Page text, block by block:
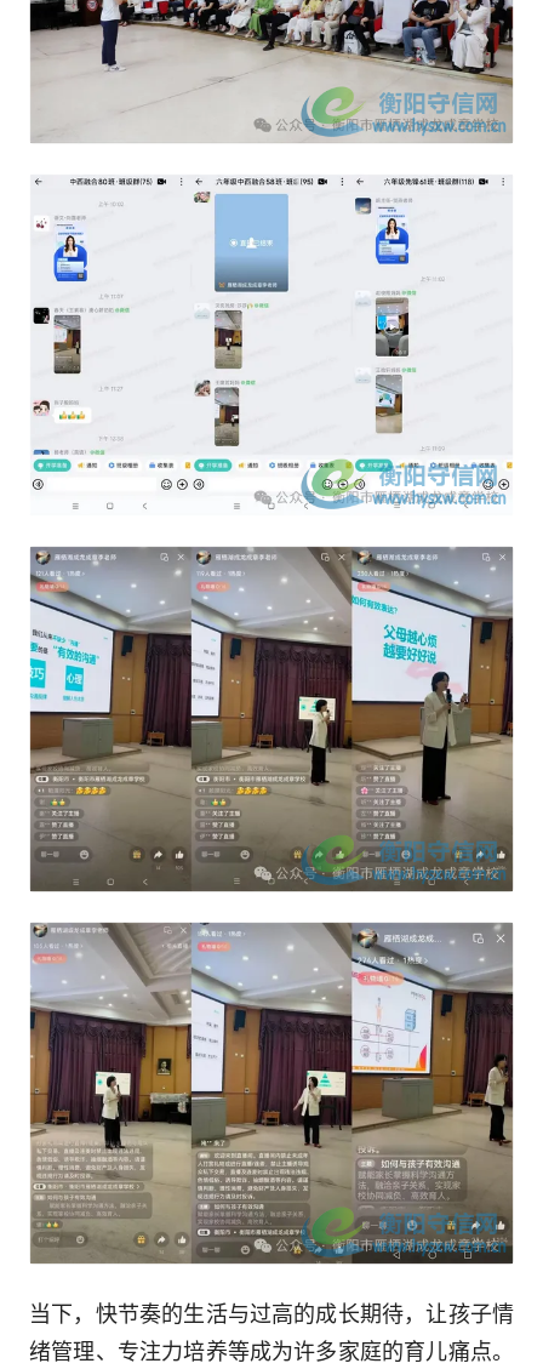
当下，快节奏的生活与过高的成长期待，让孩子情
绪管理、专注力培养等成为许多家庭的育儿痛点。